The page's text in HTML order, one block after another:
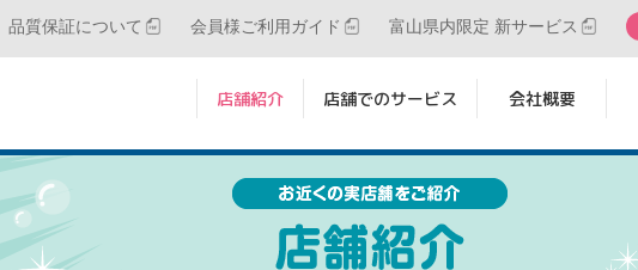
品質保証について 会員様ご利用ガイド 富山県内限定 新サービス
店舗紹介 店舗でのサービス 会社概要